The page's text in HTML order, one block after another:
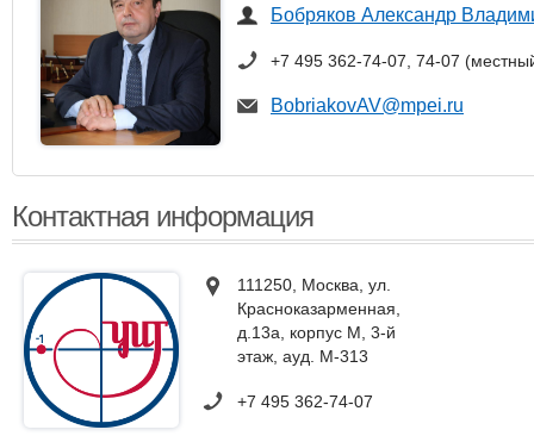
Бобряков Александр
+7 495 362-74-07, 74-07
BobriakovAV@mpei.ru
Контактная информация
111250, Москва, ул.
Красноказарменная,
д.13а, корпус М, 3-й
этаж, ауд. М-313
+7 495 362-74-07